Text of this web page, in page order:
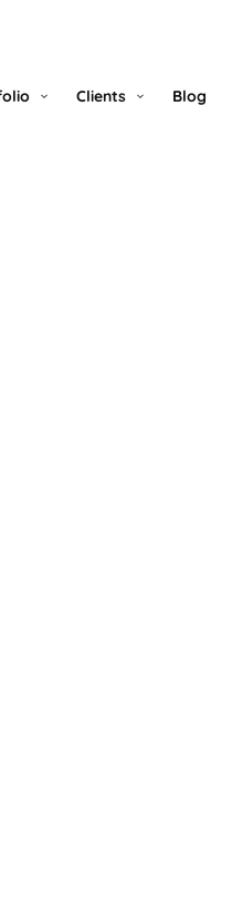
Clients Blog